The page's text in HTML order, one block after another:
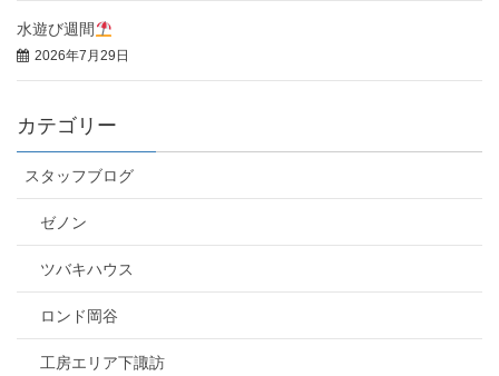
水遊び週間
2026年7月29日
カテゴリー
スタッフブログ
ゼノン
ツバキハウス
ロンド岡谷
工房エリア下諏訪